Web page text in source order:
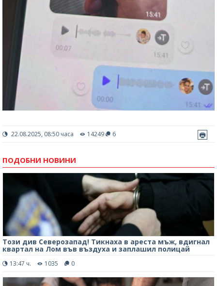
22.08.2025, 08:50 часа 14249 6
ПОДОБНИ НОВИНИ
Този див Северозапад! Тикнаха в ареста мъж, вдигнал
квартал на Лом във въздуха и заплашил полицай
13:47 ч. 1035 0